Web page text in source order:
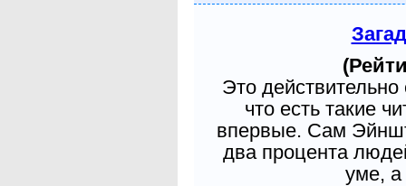
Это
что есть такие
впервые. Сам
два процента
уме, а